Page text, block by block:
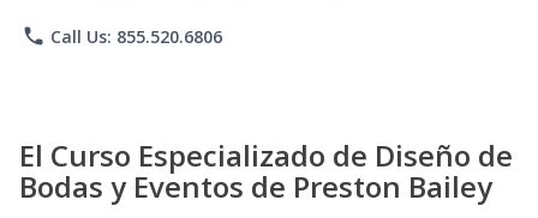
phone Call Us: 855.520.6806
El Curso Especializado de Diseño de
Bodas y Eventos de Preston Bailey